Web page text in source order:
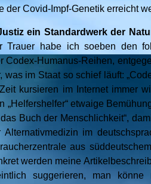
der Covid-Impf-Genetik erreicht
ein Standardwerk der
Trauer habe ich soeben den
Codex-Humanus-Reihen,
im Staat so schief läuft:
kursieren im Internet immer
„Helfershelfer“ etwaige
Buch der Menschlichkeit“,
im
aus
werden meine
suggerieren, man